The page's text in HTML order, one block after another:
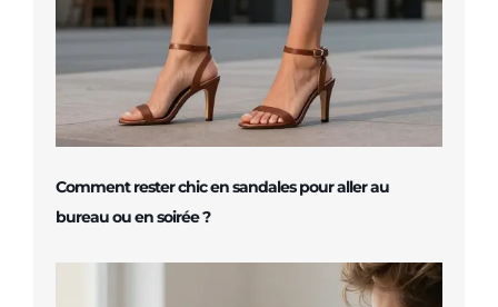
Comment rester chic en sandales pour aller au
bureau ou en soirée ?